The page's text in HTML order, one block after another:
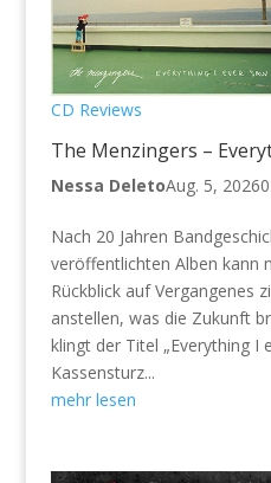
CD Reviews
The Menzingers –
Nessa DeletoAug. 5, 2026
Nach 20 Jahren
veröffentlichten Alben kann
Rückblick auf Vergangenes
anstellen, was die Zukunft
klingt der Titel „Everything I
Kassensturz...
mehr lesen